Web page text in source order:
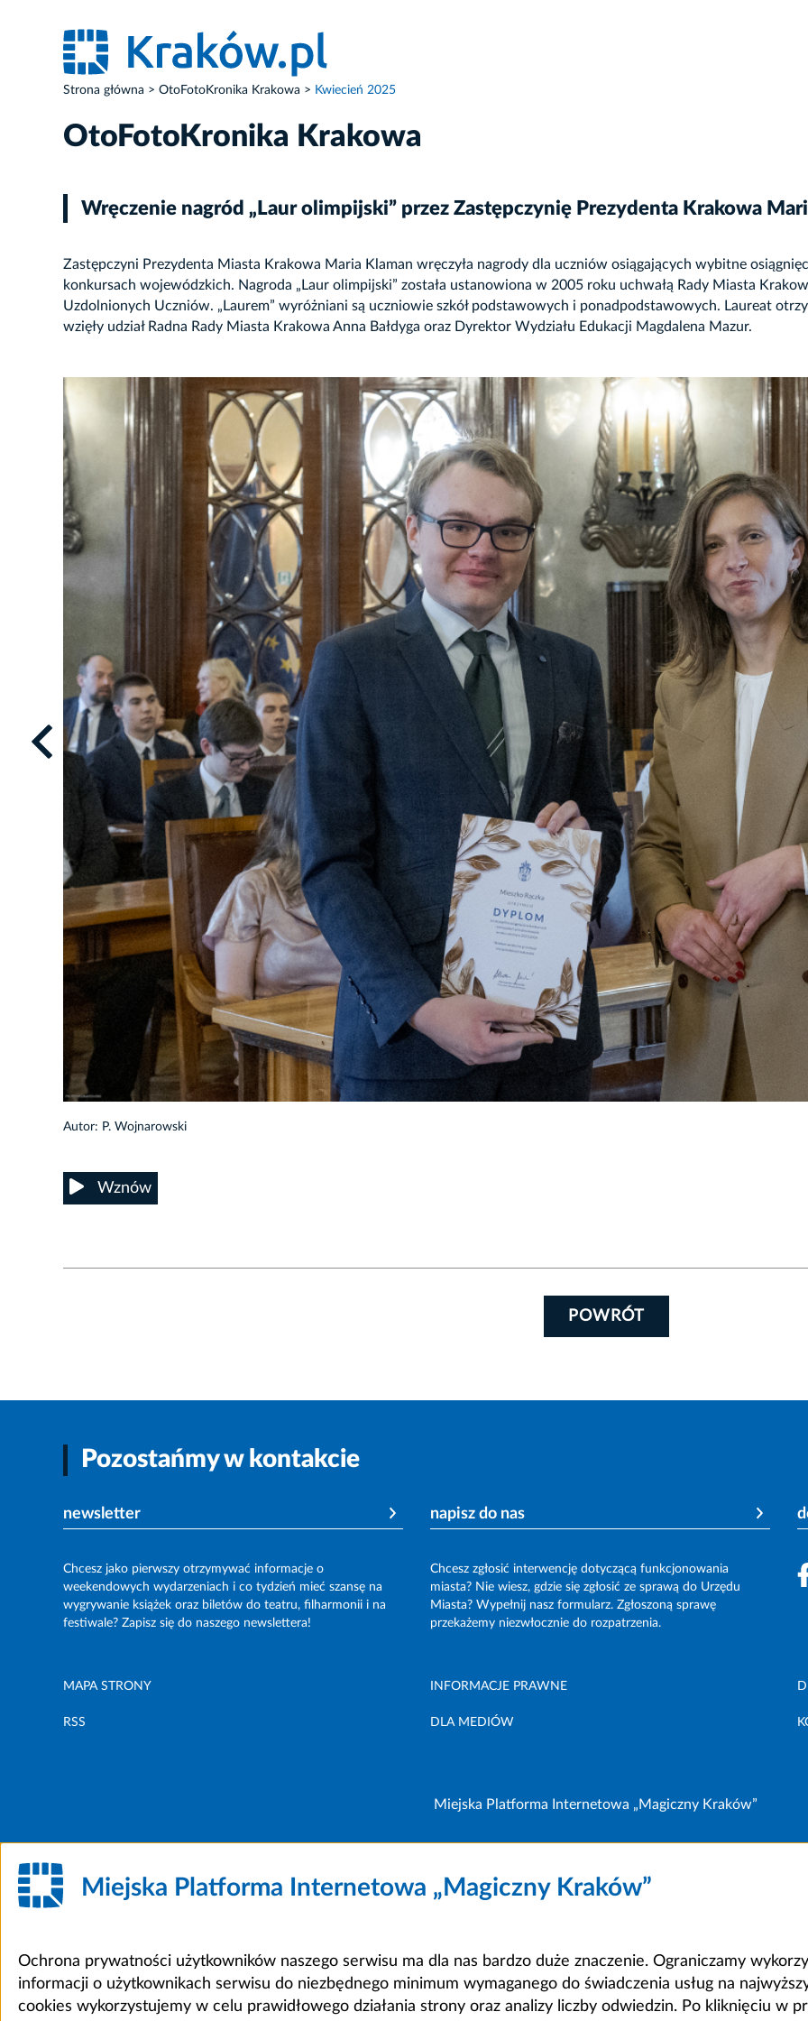
Strona główna OtoFotoKronika Krakowa Kwiecień 2025
OtoFotoKronika Krakowa
Wręczenie nagród „Laur olimpijski” przez Zastępczynię Prezydenta Krakowa
Zastępczyni Prezydenta Miasta Krakowa Maria Klaman wręczyła nagrody dla uczniów osiągających wybitne
konkursach wojewódzkich. Nagroda „Laur olimpijski” została ustanowiona w 2005 roku uchwałą Rady Miasta
Uzdolnionych Uczniów. „Laurem” wyróżniani są uczniowie szkół podstawowych i ponadpodstawowych. Laureat
wzięły udział Radna Rady Miasta Krakowa Anna Bałdyga oraz Dyrektor Wydziału Edukacji Magdalena Mazur.
Autor: P. Wojnarowski
Wznów
POWRÓT
Pozostańmy w kontakcie
newsletter
Chcesz jako pierwszy otrzymywać informacje o
weekendowych wydarzeniach i co tydzień mieć szansę na
wygrywanie książek oraz biletów do teatru, filharmonii i na
festiwale? Zapisz się do naszego newslettera!
napisz do nas
Chcesz zgłosić interwencję dotyczącą funkcjonowania
miasta? Nie wiesz, gdzie się zgłosić ze sprawą do Urzędu
Miasta? Wypełnij nasz formularz. Zgłoszoną sprawę
przekażemy niezwłocznie do rozpatrzenia.
MAPA STRONY INFORMACJE PRAWNE
RSS DLA MEDIÓW
Miejska Platforma Internetowa „Magiczny Kraków”
Miejska Platforma Internetowa „Magiczny Kraków”
Ochrona prywatności użytkowników naszego serwisu ma dla nas bardzo duże znaczenie. Ograniczamy
informacji o użytkownikach serwisu do niezbędnego minimum wymaganego do świadczenia usług na
cookies wykorzystujemy w celu prawidłowego działania strony oraz analizy liczby odwiedzin. Po kliknięciu w